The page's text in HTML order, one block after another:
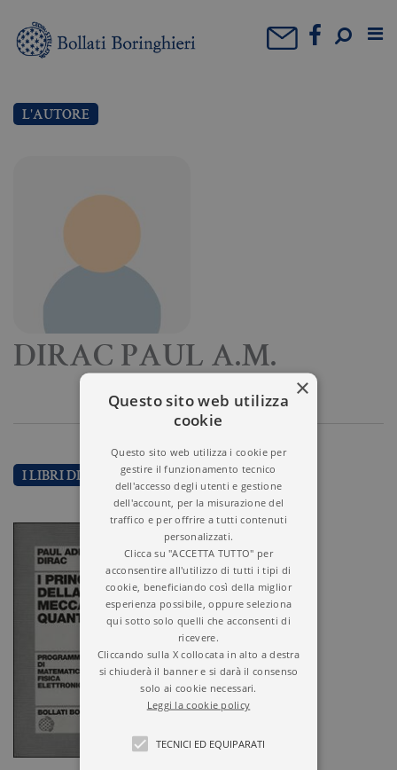
L'AUTORE
DIRAC PAUL A.M.
I LIBRI DI DIRAC PAUL A.M.
×
Questo sito web utilizza
cookie
Questo sito web utilizza i cookie per
gestire il funzionamento tecnico
dell'accesso degli utenti e gestione
dell'account, per la misurazione del
traffico e per offrire a tutti contenuti
personalizzati.
Clicca su "ACCETTA TUTTO" per
acconsentire all'utilizzo di tutti i tipi di
cookie, beneficiando così della miglior
esperienza possibile, oppure seleziona
qui sotto solo quelli che acconsenti di
ricevere.
Cliccando sulla X collocata in alto a destra
si chiuderà il banner e si darà il consenso
solo ai cookie necessari.
Leggi la cookie policy
TECNICI ED EQUIPARATI